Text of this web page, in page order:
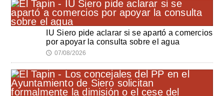
IU Siero pide aclarar si se apartó a comercios
por apoyar la consulta sobre el agua
🕔 07/08/2026